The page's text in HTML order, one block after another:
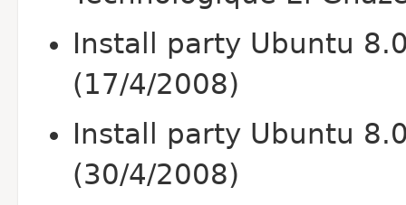
Install party Ubuntu
(17/4/2008)
Install party Ubuntu
(30/4/2008)